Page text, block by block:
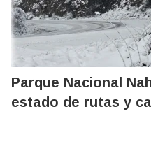
Parque Nacional
estado de rutas y